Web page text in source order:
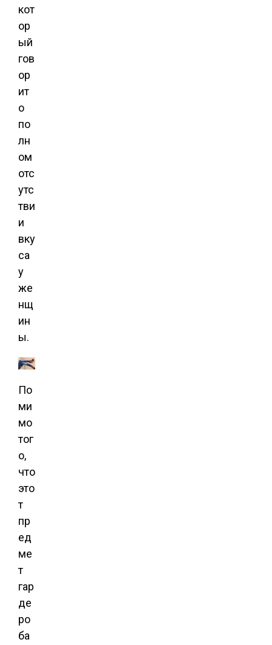
кот
ор
ый
гов
ор
ит
о
по
лн
ом
отс
утс
тви
и
вку
са
у
же
нщ
ин
ы.
По
ми
мо
тог
о,
что
это
т
пр
ед
ме
т
гар
де
ро
ба